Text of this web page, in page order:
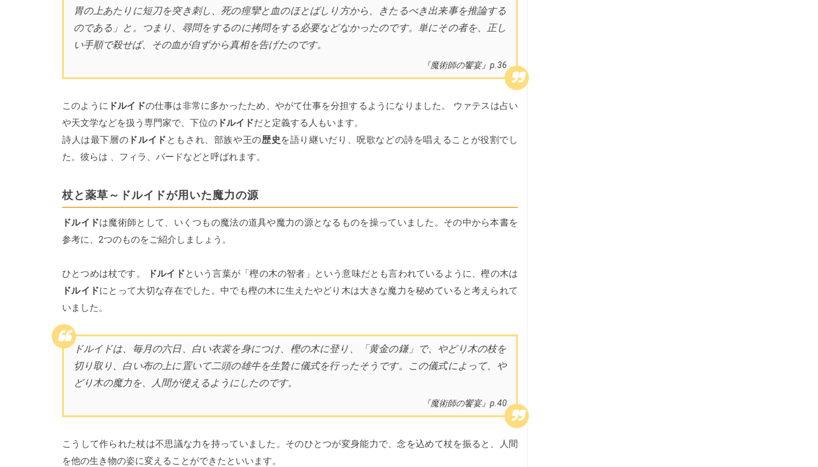
胃の上あたりに短刀を突き刺し、死の痙攣と血のほとばしり方から、きたるべき出来事を推論する
のである」と。つまり、尋問をするのに拷問をする必要などなかったのです。単にその者を、正し
い手順で殺せば、その血が自ずから真相を告げたのです。
『魔術師の饗宴』p.36
このように ドルイドの仕事は非常に多かったため、やがて仕事を分担するようになりました。 ウァテスは占い
や天文学などを扱う専門家で、下位の ドルイドだと定義する人もいます。
詩人は最下層の ドルイド ともされ、部族や王の歴史 を語り継いだり、呪歌などの詩を唱えることが役割でし
た。彼らは 、フィラ、バードなどと呼ばれます。
杖と薬草～ドルイドが用いた魔力の源
ドルイドは魔術師として、いくつもの魔法の道具や魔力の源となるものを操っていました。その中から本書を
参考に、2つのものをご紹介しましょう。
ひとつめは杖です。 ドルイドという言葉が「樫の木の智者」という意味だとも言われているように、樫の木は
ドルイドにとって大切な存在でした。中でも樫の木に生えたやどり木は大きな魔力を秘めていると考えられて
いました。
ドルイドは、毎月の六日、白い衣裳を身につけ、樫の木に登り、「黄金の鎌」で、やどり木の枝を
切り取り、白い布の上に置いて二頭の雄牛を生贄に儀式を行ったそうです。この儀式によって、や
どり木の魔力を、人間が使えるようにしたのです。
『魔術師の饗宴』p.40
こうして作られた杖は不思議な力を持っていました。そのひとつが変身能力で、念を込めて杖を振ると、人間
を他の生き物の姿に変えることができたといいます。